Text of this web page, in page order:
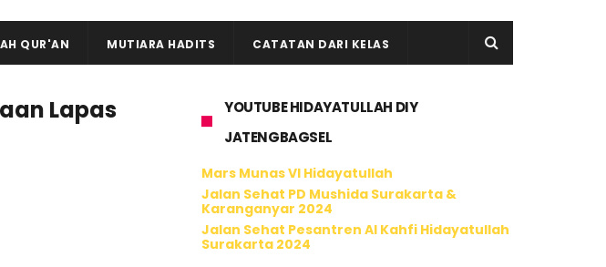
QUR'AN MUTIARA HADITS CATATAN DARI KELAS
Lapas
YOUTUBE HIDAYATULLAH DIY
JATENGBAGSEL
Mars Munas VI Hidayatullah
Jalan Sehat PD Mushida Surakarta &
Karanganyar 2024
Jalan Sehat Pesantren Al Kahfi Hidayatullah
Surakarta 2024